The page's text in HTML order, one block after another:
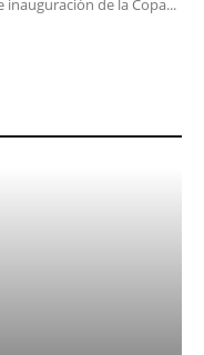
de la Copa...